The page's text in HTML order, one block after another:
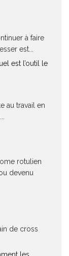
à faire
est...
est l’outil le
au travail en
rotulien
devenu
de cross